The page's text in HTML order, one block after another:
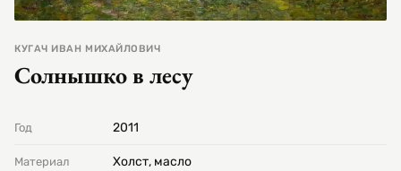
КУГАЧ ИВАН МИХАЙЛОВИЧ
Солнышко в лесу
Год 2011
Материал Холст, масло